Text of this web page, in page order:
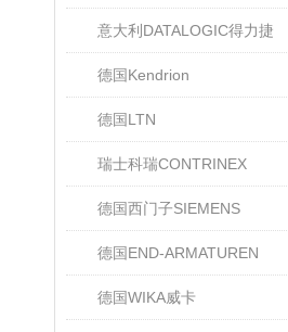
意大利DATALOGIC得力捷
德国Kendrion
德国LTN
瑞士科瑞CONTRINEX
德国西门子SIEMENS
德国END-ARMATUREN
德国WIKA威卡